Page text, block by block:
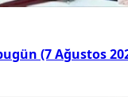
(7 Ağustos